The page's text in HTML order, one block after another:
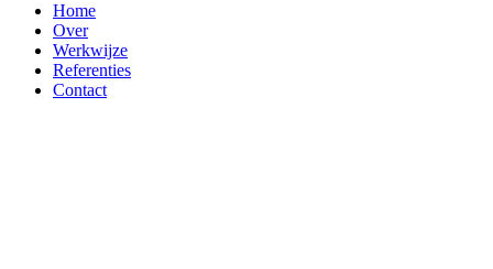
Home
Over
Werkwijze
Referenties
Contact